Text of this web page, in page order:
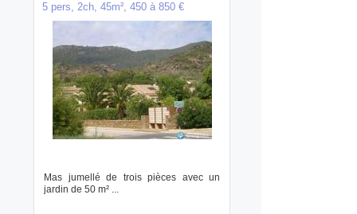
5 pers, 2ch, 45m², 450 à 850 €
Mas jumellé de trois pièces avec un
jardin de 50 m² ...